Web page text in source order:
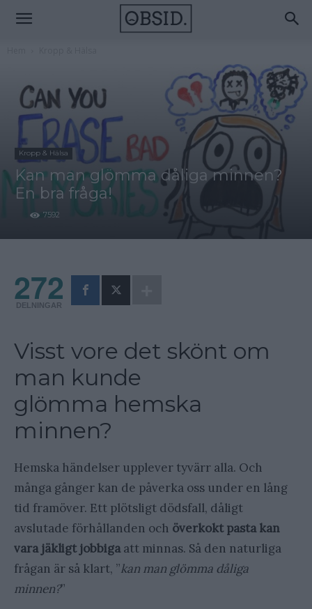
Kropp & Hälsa
Kan man glömma dåliga minnen?
En bra fråga!
7592
272
DELNINGAR
Visst vore det skönt om
man kunde
glömma hemska
minnen?
Hemska händelser upplever tyvärr alla. Och
många gånger kan de påverka oss under en lång
tid framöver. Ett plötsligt dödsfall, dåligt
avslutade förhållanden och överkokt pasta kan
vara jäkligt jobbigaatt minnas. Så den naturliga
frågan är så klart, ”kan man glömma dåliga
minnen?”